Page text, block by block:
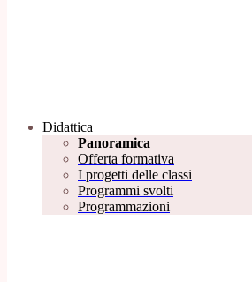
Didattica
Panoramica
Offerta formativa
I progetti delle classi
Programmi svolti
Programmazioni